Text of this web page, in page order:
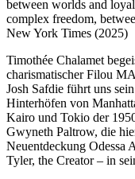
between worlds and
complex freedom,
New York Times (2025)
Timothée Chalamet
charismatischer Filou
Josh Safdie führt uns
Hinterhöfen von
Kairo und Tokio der
Gwyneth Paltrow, die
Neuentdeckung Odessa
Tyler, the Creator – in